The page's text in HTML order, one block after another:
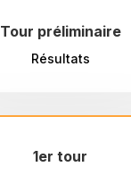
Tour préliminaire
Résultats
1er tour